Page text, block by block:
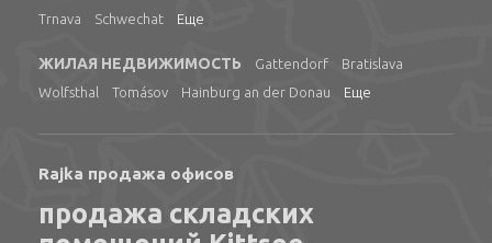
Trnava
Schwechat Еще
ЖИЛАЯ НЕДВИЖИМОСТЬ Gattendorf
Bratislava
Wolfsthal
Tomásov Hainburg an der Donau Еще
Rajka продажа офисов
продажа складских